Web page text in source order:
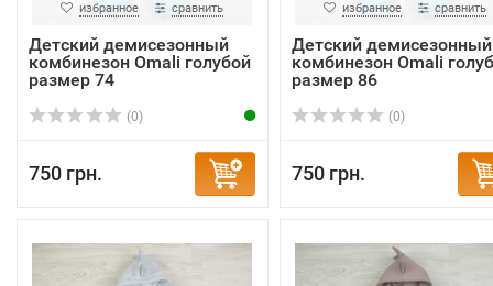
избранное сравнить
Детский демисезонный
комбинезон Omali голубой
размер 74
(0)
750 грн.
избранное сравнить
Детский демисезонный
комбинезон Omali
размер 86
(0)
750 грн.